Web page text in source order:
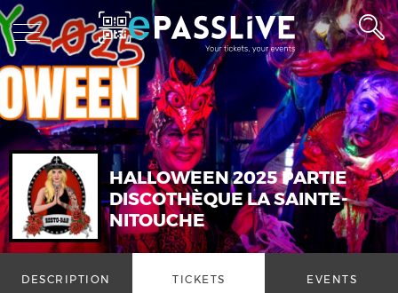
HALLOWEEN 2025 PARTIE
DISCOTHÈQUE LA SAINTE-
NITOUCHE
DESCRIPTION TICKETS EVENTS